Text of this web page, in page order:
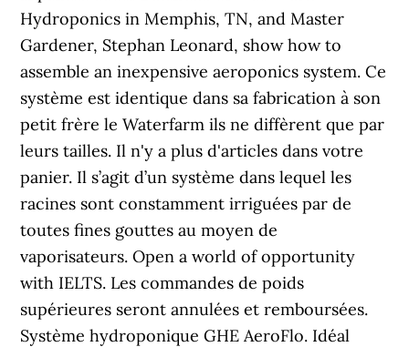
Hydroponics in Memphis, TN, and Master
Gardener, Stephan Leonard, show how to
assemble an inexpensive aeroponics system. Ce
système est identique dans sa fabrication à son
petit frère le Waterfarm ils ne diffèrent que par
leurs tailles. Il n'y a plus d'articles dans votre
panier. Il s’agit d’un système dans lequel les
racines sont constamment irriguées par de
toutes fines gouttes au moyen de
vaporisateurs. Open a world of opportunity
with IELTS. Les commandes de poids
supérieures seront annulées et remboursées.
Système hydroponique GHE AeroFlo. Idéal